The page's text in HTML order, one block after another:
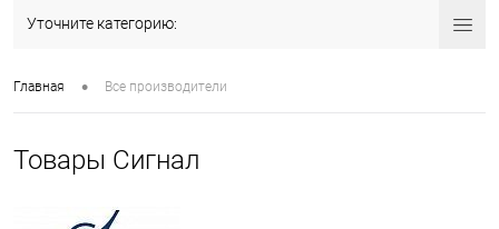
Уточните категорию:
Главная • Все производители
Товары Сигнал